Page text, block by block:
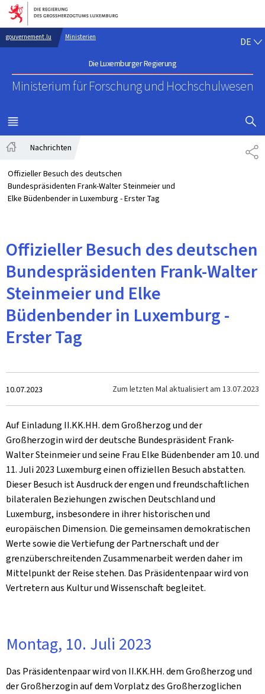
Zur Hauptnavigation
Zum Inhalt
gouvernement.lu Ministerien
Die Luxemburger Regierung
Ministerium für Forschungund Hochschulwesen
DE
MENÜ
HAUPT-
Nachrichten
Offizieller Besuch des deutschen
Bundespräsidenten Frank-Walter Steinmeier und
Elke Büdenbender in Luxemburg - Erster Tag
Offizieller Besuch des deutschen
Bundespräsidenten Frank-Walter
Steinmeier und Elke
Büdenbender in Luxemburg -
Erster Tag
Zum
10.07.2023 Zum letzten Mal aktualisiert am 13.07.2023
Auf Einladung II.KK.HH. dem Großherzog und der
Großherzogin wird der deutsche Bundespräsident Frank-
Walter Steinmeier und seine Frau Elke Büdenbender am 10. und
11. Juli 2023 Luxemburg einen offiziellen Besuch abstatten.
Dieser Besuch ist Ausdruck der engen und freundschaftlichen
bilateralen Beziehungen zwischen Deutschland und
Luxemburg, insbesondere in ihrer historischen und
europäischen Dimension. Die gemeinsamen demokratischen
Werte sowie die Vertiefung der Partnerschaft und der
grenzüberschreitenden Zusammenarbeit werden daher im
Mittelpunkt der Reise stehen. Das Präsidentenpaar wird von
Vertretern aus Kultur und Wissenschaft begleitet.
Montag, 10. Juli 2023
Das Präsidentenpaar wird von II.KK.HH. dem Großherzog und
der Großherzogin auf dem Vorplatz des Großherzoglichen